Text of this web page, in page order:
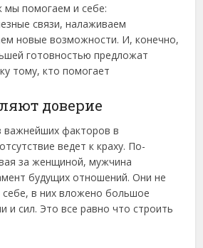
помогаем и себе:
связи, налаживаем
новые возможности. И, конечно,
готовностью предложат
тому, кто помогает
доверие
факторов в
ведет к краху. По-
за женщиной, мужчина
будущих отношений. Они не
в них вложено большое
и сил. Это все равно что строить